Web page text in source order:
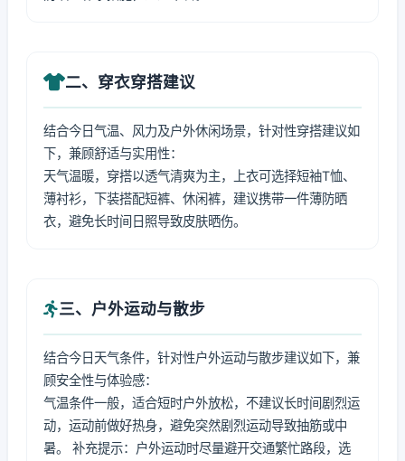
二、穿衣穿搭建议
结合今日气温、风力及户外休闲场景，针对性穿搭建议如
下，兼顾舒适与实用性：
天气温暖，穿搭以透气清爽为主，上衣可选择短袖T恤、
薄衬衫，下装搭配短裤、休闲裤，建议携带一件薄防晒
衣，避免长时间日照导致皮肤晒伤。
三、户外运动与散步
结合今日天气条件，针对性户外运动与散步建议如下，兼
顾安全性与体验感：
气温条件一般，适合短时户外放松，不建议长时间剧烈运
动，运动前做好热身，避免突然剧烈运动导致抽筋或中
暑。 补充提示：户外运动时尽量避开交通繁忙路段，选